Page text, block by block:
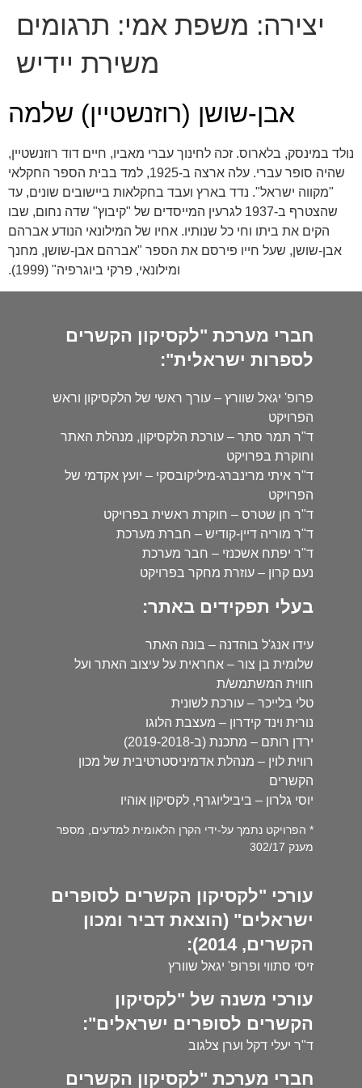
יצירה: משפת אמי: תרגומים
משירת יידיש
אבן-שושן (רוזנשטיין) שלמה
נולד במינסק, בלארוס. זכה לחינוך עברי מאביו, חיים דוד רוזנשטיין,
שהיה סופר עברי. עלה ארצה ב-1925, למד בבית הספר החקלאי
"מקווה ישראל". נדד בארץ ועבד בחקלאות ביישובים שונים, עד
שהצטרף ב-1937 לגרעין המייסדים של "קיבוץ" שדה נחום, שבו
הקים את ביתו וחי כל שנותיו. אחיו של המילונאי הנודע אברהם
אבן-שושן, שעל חייו פירסם את הספר "אברהם אבן-שושן, מחנך
ומילונאי, פרקי ביוגרפיה" (1999).
חברי מערכת "לקסיקון הקשרים
לספרות ישראלית":
פרופ' יגאל שוורץ – עורך ראשי של הלקסיקון וראש
הפרויקט
ד"ר תמר סתר – עורכת הלקסיקון, מנהלת האתר
וחוקרת בפרויקט
ד"ר איתי מרינברג-מיליקובסקי – יועץ אקדמי של
הפרויקט
ד"ר חן שטרס – חוקרת ראשית בפרויקט
ד"ר מוריה דיין-קודיש – חברת מערכת
ד"ר יפתח אשכנזי – חבר מערכת
נעם קרון – עוזרת מחקר בפרויקט
בעלי תפקידים באתר:
עידו אנג'ל בוהדנה – בונה האתר
שלומית בן צור – אחראית על עיצוב האתר ועל
חווית המשתמש/ת
טלי בלייכר – עורכת לשונית
נורית וינד קידרון – מעצבת הלוגו
ירדן רותם – מתכנת (ב-2019-2018)
רווית לוין – מנהלת אדמיניסטרטיבית של מכון
הקשרים
יוסי גלרון – ביביליוגרף, לקסיקון אוהיו
* הפרויקט נתמך על-ידי הקרן הלאומית למדעים, מספר
מענק 302/17
עורכי "לקסיקון הקשרים לסופרים
ישראלים" (הוצאת דביר ומכון
הקשרים, 2014):
זיסי סתווי ופרופ' יגאל שוורץ
עורכי משנה של "לקסיקון
הקשרים לסופרים ישראלים":
ד"ר יעלי דקל וערן צלגוב
חברי מערכת "לקסיקון הקשרים